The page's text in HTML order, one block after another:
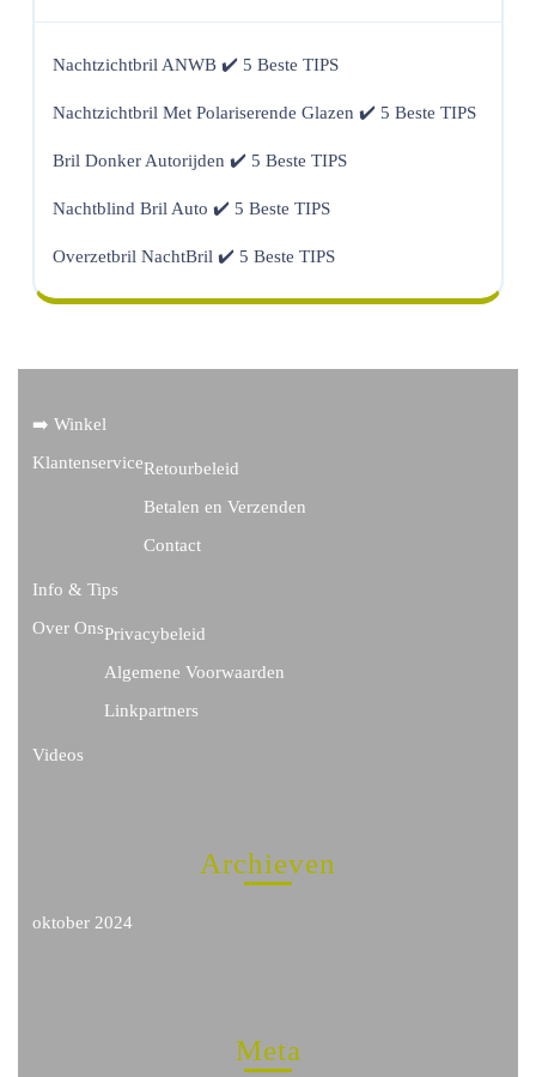
Nachtzichtbril ANWB ✔️ 5 Beste TIPS
Nachtzichtbril Met Polariserende Glazen ✔️ 5 Beste TIPS
Bril Donker Autorijden ✔️ 5 Beste TIPS
Nachtblind Bril Auto ✔️ 5 Beste TIPS
Overzetbril NachtBril ✔️ 5 Beste TIPS
➡️ Winkel
KlantenserviceRetourbeleid
Betalen en Verzenden
Contact
Info & Tips
Over OnsPrivacybeleid
Algemene Voorwaarden
Linkpartners
Videos
Archieven
oktober 2024
Meta